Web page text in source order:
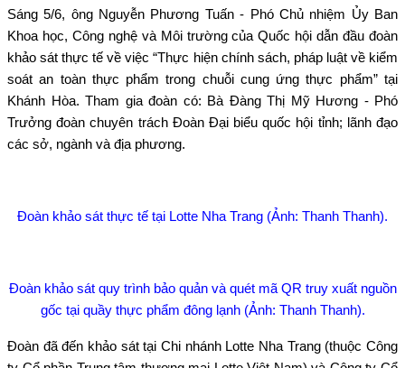
Sáng 5/6, ông Nguyễn Phương Tuấn - Phó Chủ nhiệm Ủy Ban
Khoa học, Công nghệ và Môi trường của Quốc hội dẫn đầu đoàn
khảo sát thực tế về việc “Thực hiện chính sách, pháp luật về kiểm
soát an toàn thực phẩm trong chuỗi cung ứng thực phẩm” tại
Khánh Hòa. Tham gia đoàn có: Bà Đàng Thị Mỹ Hương - Phó
Trưởng đoàn chuyên trách Đoàn Đại biểu quốc hội tỉnh; lãnh đạo
các sở, ngành và địa phương.
Đoàn khảo sát thực tế tại Lotte Nha Trang (Ảnh: Thanh Thanh).
Đoàn khảo sát quy trình bảo quản và quét mã QR truy xuất nguồn
gốc tại quầy thực phẩm đông lạnh (Ảnh: Thanh Thanh).
Đoàn đã đến khảo sát tại Chi nhánh Lotte Nha Trang (thuộc Công